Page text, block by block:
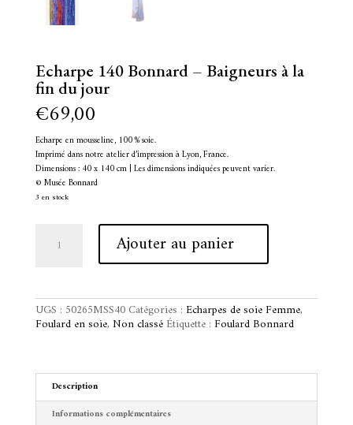
Echarpe 140 Bonnard – Baigneurs à la
fin du jour
€69,00
Echarpe en mousseline, 100 % soie.
Imprimé dans notre atelier d’impression à Lyon, France.
Dimensions : 40 x 140 cm | Les dimensions indiquées peuvent varier.
© Musée Bonnard
3 en stock
-
Baigneurs
à
du
Ajouter au panier
A
n
a
t
e
UGS : 50265MSS40 Catégories : Echarpes de soie Femme,
Foulard en soie, Non classé Étiquette : Foulard Bonnard
Description
Informations complémentaires